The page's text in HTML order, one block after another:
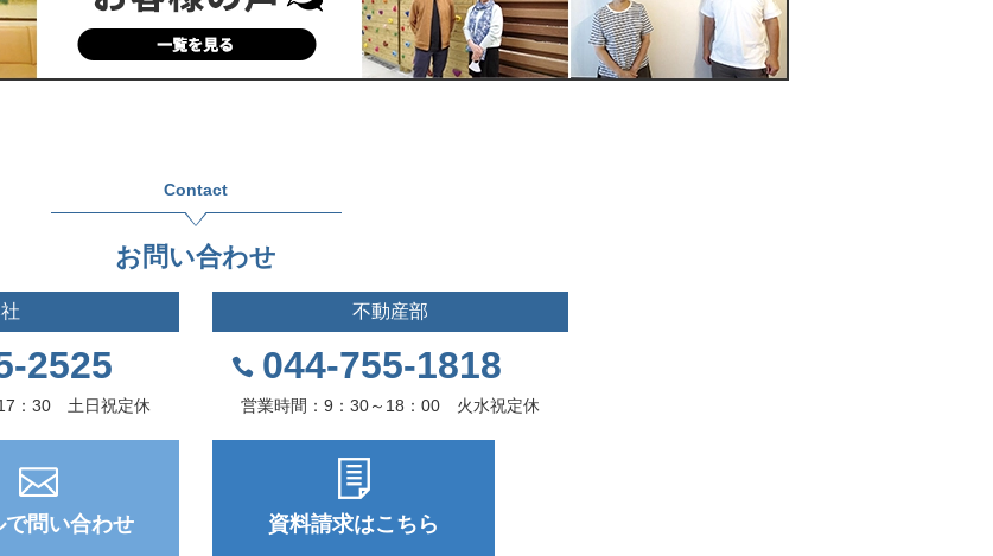
Contact
お問い合わせ
2525
：30 土日祝定休
不動産部
044-755-1818
営業時間：9：30～18：00 火水祝定休
で問い合わせ 資料請求はこちら